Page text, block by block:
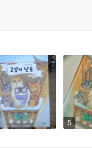
5